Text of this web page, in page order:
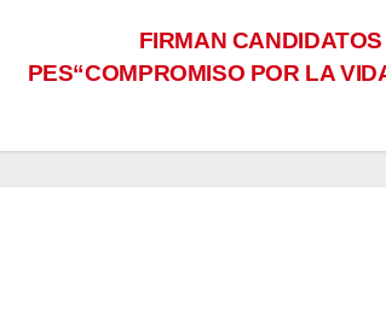
FIRMAN
PES“COMPROMISO POR LA